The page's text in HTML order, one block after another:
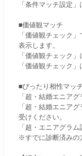
「条件マッチ設定」
■価値観マッチ
「価値観チェック
表示します。
「価値観チェック
「価値観チェック」
■ぴったり相性マ
「超・結婚エニア
「超・結婚エニア
受けください。
「超・エニアグラ
※すでに診断済みの